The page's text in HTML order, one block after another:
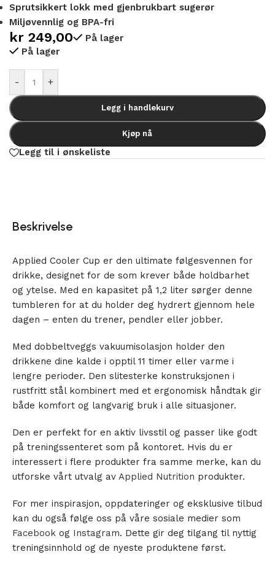
Sprutsikkert lokk med gjenbrukbart sugerør
Miljøvennlig og BPA-fri
kr 249,00
På lager
På lager
- +
Legg i handlekurv
Kjøp nå
Alternative:
Legg til i ønskeliste
Beskrivelse
Applied Cooler Cup er den ultimate følgesvennen for
drikke, designet for de som krever både holdbarhet
og ytelse. Med en kapasitet på 1,2 liter sørger denne
tumbleren for at du holder deg hydrert gjennom hele
dagen – enten du trener, pendler eller jobber.
Med dobbeltveggs vakuumisolasjon holder den
drikkene dine kalde i opptil 11 timer eller varme i
lengre perioder. Den slitesterke konstruksjonen i
rustfritt stål kombinert med et ergonomisk håndtak gir
både komfort og langvarig bruk i alle situasjoner.
Den er perfekt for en aktiv livsstil og passer like godt
på treningssenteret som på kontoret. Hvis du er
interessert i flere produkter fra samme merke, kan du
utforske vårt utvalg av Applied Nutrition produkter.
For mer inspirasjon, oppdateringer og eksklusive tilbud
kan du også følge oss på våre sosiale medier som
Facebook og Instagram. Dette gir deg tilgang til nyttig
treningsinnhold og de nyeste produktene først.